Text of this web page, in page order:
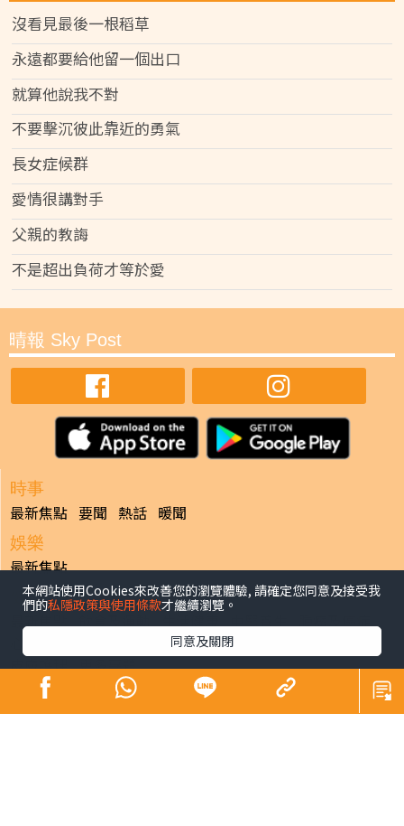
沒看見最後一根稻草
永遠都要給他留一個出口
就算他說我不對
不要擊沉彼此靠近的勇氣
長女症候群
愛情很講對手
父親的教誨
不是超出負荷才等於愛
晴報 Sky Post
時事
最新焦點 要聞 熱話 暖聞
娛樂
最新焦點
健康
最新焦點 飲食及運動 生活健康 中醫養生 腫瘤及癌症
兒科百問 女性疾病
皮膚護理 更多專題
寵物
最新焦點
本網站使用Cookies來改善您的瀏覽體驗, 請確定您同意及接受我
們的私隱政策與使用條款才繼續瀏覽。
同意及關閉